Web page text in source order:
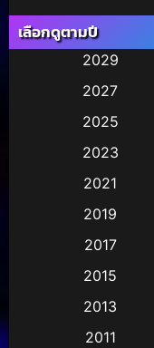
เลือกดูตามปี
2029
2027
2025
2023
2021
2019
2017
2015
2013
2011